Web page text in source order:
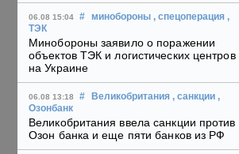
06.08 15:04 # минобороны , спецоперация ,
ТЭК
Минобороны заявило о поражении
объектов ТЭК и логистических центров
на Украине
06.08 13:18 # Великобритания , санкции ,
Озонбанк
Великобритания ввела санкции против
Озон банка и еще пяти банков из РФ